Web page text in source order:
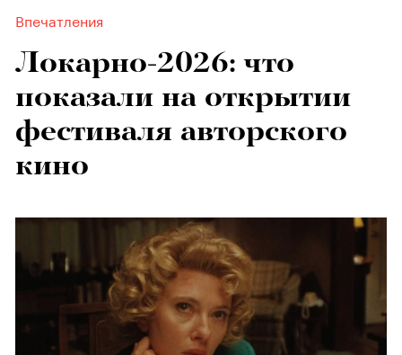
Впечатления
Локарно-2026: что
показали на открытии
фестиваля авторского
кино